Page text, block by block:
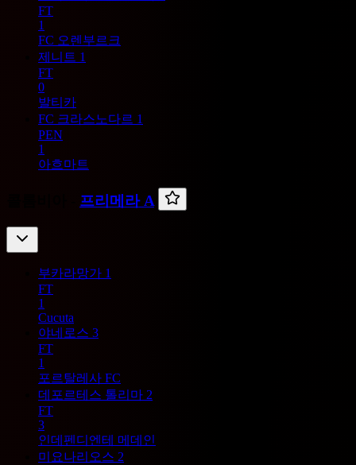
FT
1
FC 오렌부르크
제니트 1
FT
0
발티카
FC 크라스노다르 1
PEN
1
아흐마트
프리메라 A
부카라망가 1
FT
1
Cucuta
야네로스 3
FT
1
포르탈레사 FC
데포르테스 톨리마 2
FT
3
인데펜디엔테 메데인
미요나리오스 2